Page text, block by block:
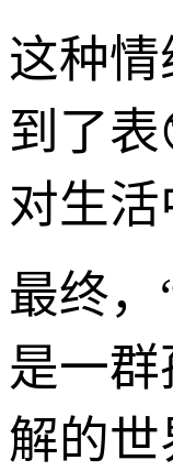
这种
到了
对生活
最终
是一
解的